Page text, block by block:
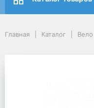
Главная Каталог Вело